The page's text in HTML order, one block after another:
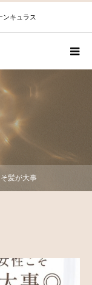
キュラス
髪が大事